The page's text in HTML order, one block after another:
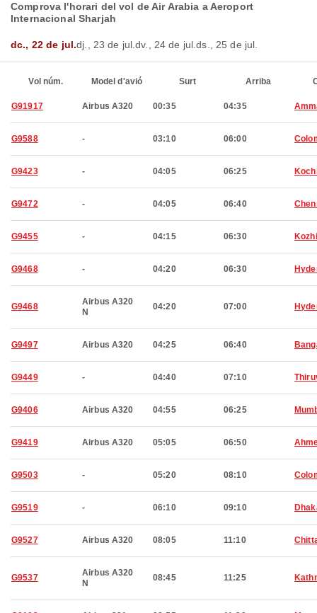
Comprova l'horari del vol de Air Arabia a Aeroport
Internacional Sharjah
dc., 22 de jul.dj., 23 de jul.dv., 24 de jul.ds., 25 de jul.
Vol núm. Model d'avió Surt Arriba
G91917 Airbus A320 00:35 04:35
G9588 - 03:10 06:00
G9423 - 04:05 06:25
G9472 - 04:05 06:40
G9455 - 04:15 06:30
G9468 - 04:20 06:30
G9468
Airbus A320
N
04:20 07:00
G9497 Airbus A320 04:25 06:40
G9449 - 04:40 07:10
G9406 Airbus A320 04:55 06:25
G9419 Airbus A320 05:05 06:50
G9503 - 05:20 08:10
G9519 - 06:10 09:10
G9527 Airbus A320 08:05 11:10
G9537
Airbus A320
N
08:45 11:25